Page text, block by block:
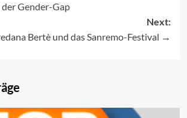
Gender-Gap
Next:
Bertè und das Sanremo-Festival